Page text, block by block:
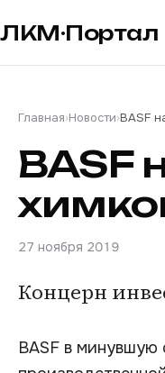
ЛКМ·Портал
Главная›Новости›BASF
BASF
27 ноября 2019
Концерн
BASF в минувшую